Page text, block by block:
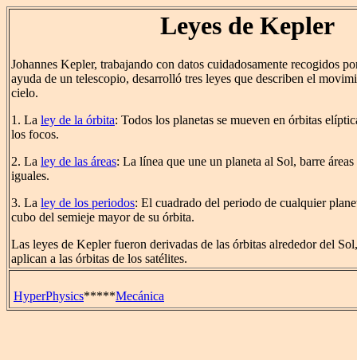
Leyes de Kepler
Johannes Kepler, trabajando con datos cuidadosamente recogidos
ayuda de un telescopio, desarrolló tres leyes que describen el
cielo.
1. La ley de la órbita: Todos los planetas se mueven en órbitas
los focos.
2. La ley de las áreas: La línea que une un planeta al Sol, barre
iguales.
3. La ley de los periodos: El cuadrado del periodo de cualquier
cubo del semieje mayor de su órbita.
Las leyes de Kepler fueron derivadas de las órbitas alrededor del
aplican a las órbitas de los satélites.
HyperPhysics*****Mecánica